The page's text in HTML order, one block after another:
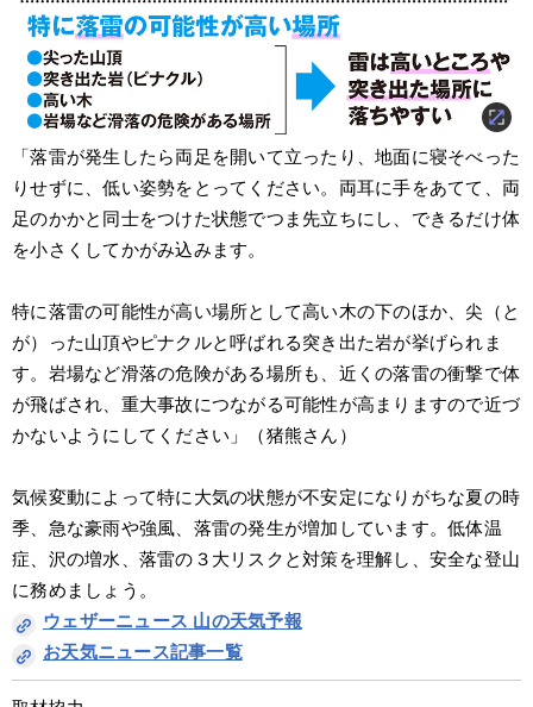
「落雷が発生したら両足を開いて立ったり、地面に寝そべった
りせずに、低い姿勢をとってください。両耳に手をあてて、両
足のかかと同士をつけた状態でつま先立ちにし、できるだけ体
を小さくしてかがみ込みます。
特に落雷の可能性が高い場所として高い木の下のほか、尖（と
が）った山頂やピナクルと呼ばれる突き出た岩が挙げられま
す。岩場など滑落の危険がある場所も、近くの落雷の衝撃で体
が飛ばされ、重大事故につながる可能性が高まりますので近づ
かないようにしてください」（猪熊さん）
気候変動によって特に大気の状態が不安定になりがちな夏の時
季、急な豪雨や強風、落雷の発生が増加しています。低体温
症、沢の増水、落雷の３大リスクと対策を理解し、安全な登山
に務めましょう。
ウェザーニュース 山の天気予報
お天気ニュース記事一覧